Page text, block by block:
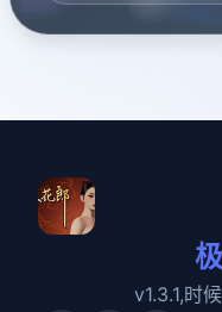
v1.3.1,时